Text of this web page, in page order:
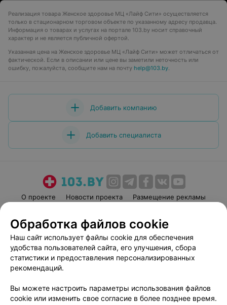
Реализация товара Женское здоровье МЦ «Лайф Сити» осуществляется
только в стационарном торговом объекте по указанному адресу продавца.
Информация о товарах и услугах на портале 103.by носит справочный
характер и не является публичной офертой.
Указанная цена на Женское здоровье МЦ «Лайф Сити» может отличаться от
фактической. Если в описании или цене вы заметили неточность или
ошибку, пожалуйста, сообщите нам на почту help@103.by.
Добавить компанию
Добавить специалиста
О проекте Новости проекта
Размещение рекламы
Пользовательское соглашение
Способы оплаты
Вакансии
Партнеры
Написать руководителю 103.by
Обработка персональных данных
Обработка файлов cookie
Наш сайт использует файлы cookie для обеспечения
удобства пользователей сайта, его улучшения, сбора
статистики и предоставления персонализированных
рекомендаций.
Вы можете настроить параметры использования файлов
cookie или изменить свое согласие в более позднее время.